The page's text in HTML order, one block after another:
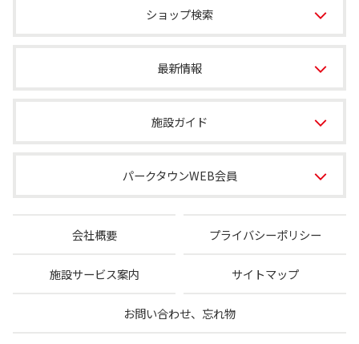
ショップ検索
最新情報
施設ガイド
パークタウンWEB会員
会社概要 プライバシーポリシー
施設サービス案内 サイトマップ
お問い合わせ、忘れ物